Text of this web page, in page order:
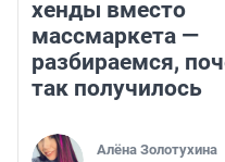
хенды вместо
массмаркета —
разбираемся,
так получилось
Алёна Золотухина